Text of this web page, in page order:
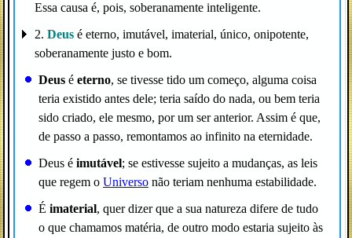
Essa causa é, pois, soberanamente inteligente.
2. Deus é eterno, imutável, imaterial, único, onipotente,
soberanamente justo e bom.
Deus é eterno, se tivesse tido um começo, alguma coisa
teria existido antes dele; teria saído do nada, ou bem teria
sido criado, ele mesmo, por um ser anterior. Assim é que,
de passo a passo, remontamos ao infinito na eternidade.
Deus é imutável; se estivesse sujeito a mudanças, as leis
que regem o Universo não teriam nenhuma estabilidade.
É imaterial, quer dizer que a sua natureza difere de tudo
o que chamamos matéria, de outro modo estaria sujeito às